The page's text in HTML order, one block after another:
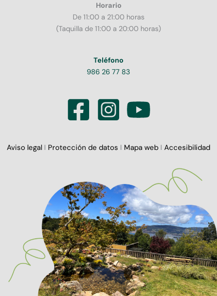
Horario
De 11:00 a 21:00 horas
(Taquilla de 11:00 a 20:00 horas)
Teléfono
986 26 77 83
Aviso legal I Protección de datos I Mapa web I Accesibilidad